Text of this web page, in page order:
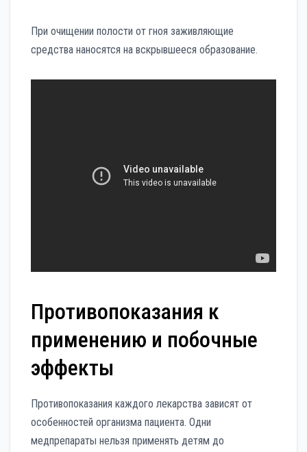
При очищении полости от гноя заживляющие
средства наносятся на вскрывшееся образование.
Противопоказания к
применению и побочные
эффекты
Противопоказания каждого лекарства зависят от
особенностей организма пациента. Одни
медпрепараты нельзя применять детям до